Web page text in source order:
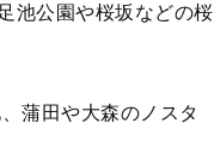
池公園や桜坂などの桜
蒲田や大森のノスタ